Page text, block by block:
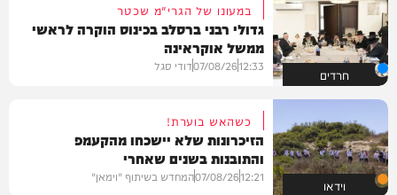
חרדים
במעונו של הגרי"מ שכטר
גדולי רבני ברסלב בכינוס הוקרה לראשי
ממשל אוקראינה
12:33
07/08/26דודי סגל
וידאו
כשהאש בוערת!
הזיכרונות שלא יישכחו מהקעמפ
והתובנות בשנים שאחרי
12:21
07/08/26המחדש בשיתוף "וימאן"